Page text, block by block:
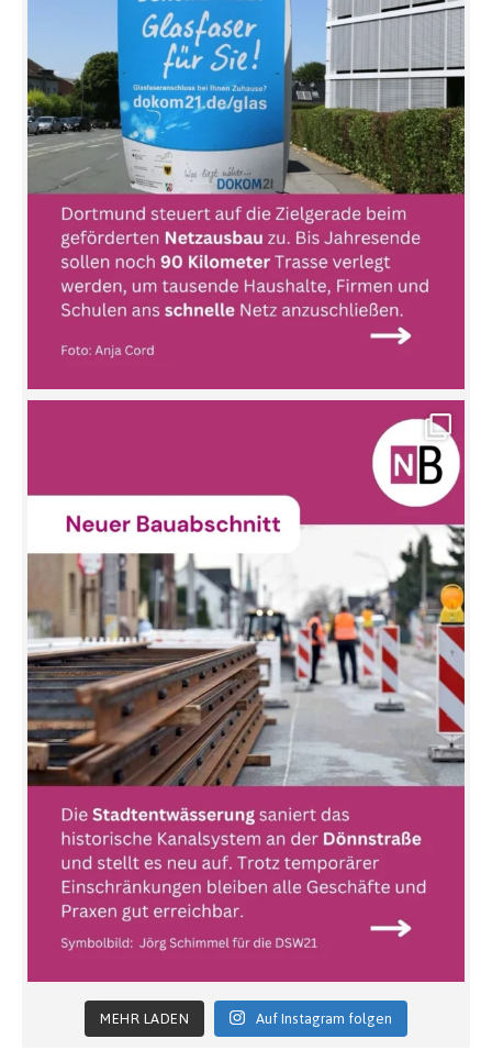
MEHR LADEN Auf Instagram folgen